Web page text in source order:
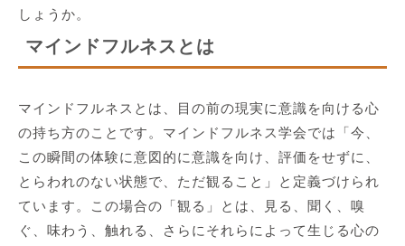
しょうか。
マインドフルネスとは
マインドフルネスとは、目の前の現実に意識を向ける心
の持ち方のことです。マインドフルネス学会では「今、
この瞬間の体験に意図的に意識を向け、評価をせずに、
とらわれのない状態で、ただ観ること」と定義づけられ
ています。この場合の「観る」とは、見る、聞く、嗅
ぐ、味わう、触れる、さらにそれらによって生じる心の